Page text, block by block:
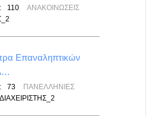
110
ΑΝΑΚΟΙΝΏΣΕΙΣ
Επαναληπτικών
73
ΠΑΝΕΛΛΉΝΙΕΣ
ΔΙΑΧΕΙΡΙΣΤΉΣ_2